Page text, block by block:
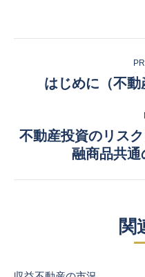
navigation
はじめに（不動
不動産投資のリス
融商品共通
関